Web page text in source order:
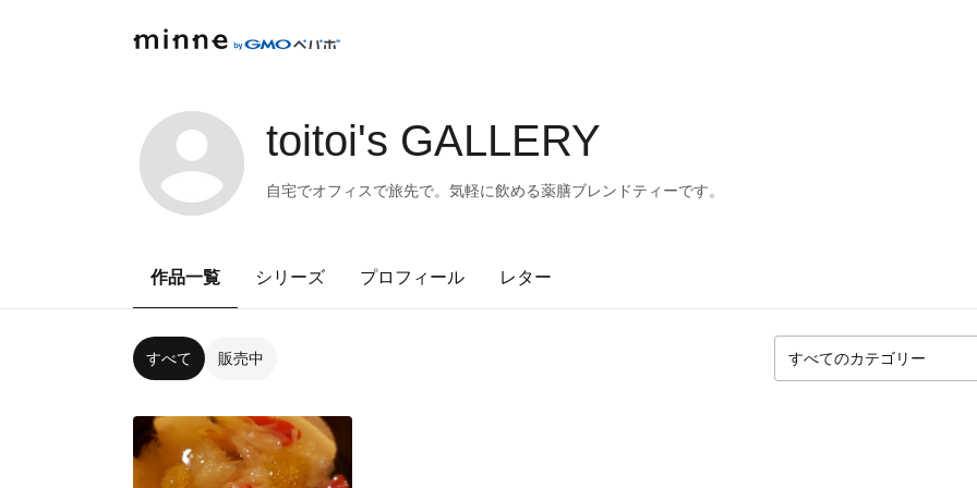
toitoi's GALLERY
自宅でオフィスで旅先で。気軽に飲める薬膳ブレンドティーです。
作品一覧 シリーズ プロフィール レター
すべて 販売中